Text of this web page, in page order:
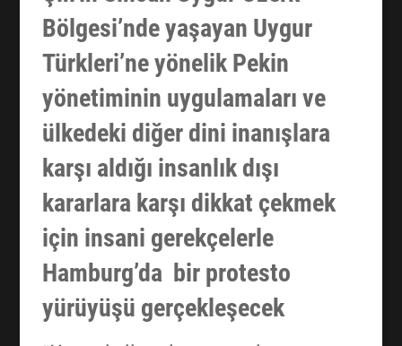
Bölgesi’nde yaşayan Uygur
Türkleri’ne yönelik Pekin
yönetiminin uygulamaları ve
ülkedeki diğer dini inanışlara
karşı aldığı insanlık dışı
kararlara karşı dikkat çekmek
için insani gerekçelerle
Hamburg’da bir protesto
yürüyüşü gerçekleşecek